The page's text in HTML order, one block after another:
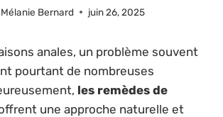
Mélanie Bernard juin 26, 2025
anales, un problème souvent
pourtant de nombreuses
les remèdes de
une approche naturelle et